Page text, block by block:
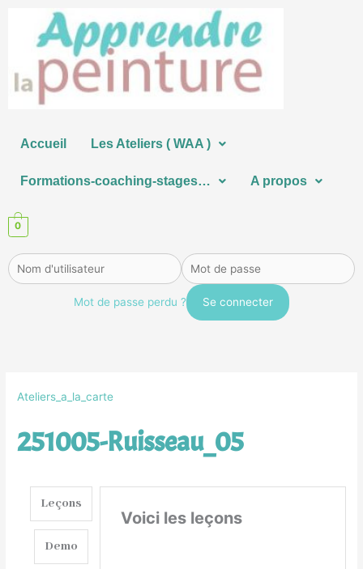
contenu
Accueil Les Ateliers ( WAA )
Formations-coaching-stages… A propos
0
Mot de passe perdu ?
Ateliers_a_la_carte
251005-Ruisseau_05
Leçons
Demo
Voici les leçons